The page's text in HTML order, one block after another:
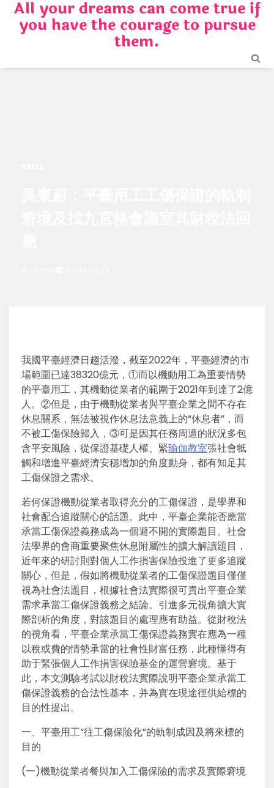
Skip
content
All your dreams can come true if
you have the courage to pursue
them.
我國平臺經濟日趨活潑，截至2022年，平臺經濟的市
場範圍已達38320億元，①而以機動用工為重要情勢
的平臺用工，其機動從業者的範圍于2021年到達了2億
人。②但是，由于機動從業者與平臺企業之間不存在
休息關系，無法被視作休息法意義上的“休息者”，而
不被工傷保險歸入，③可是因其任務周遭的狀況多包
含平安風險，從保證基礎人權、緊瑜伽教室張社會牴
觸和增進平臺經濟安穩增加的角度動身，都有知足其
工傷保證之需求。
若何保證機動從業者取得充分的工傷保證，是學界和
社會配合追蹤關心的話題。此中，平臺企業能否應當
承當工傷保證義務成為一個避不開的實際題目。社會
法學界的會商重要聚焦休息附屬性的擴大解讀題目，
近年來的研討則對個人工作損害保險投進了更多追蹤
關心，但是，假如將機動從業者的工傷保證題目僅僅
視為社會法題目，根據社會法實際很可貴出平臺企業
需求承當工傷保證義務之結論。引進多元視角擴大實
際剖析的角度，對該題目的處理應有助益。從財稅法
的視角看，平臺企業承當工傷保證義務實在應為一種
以稅或費的情勢承當的社會性財富任務，此種懂得有
助于緊張個人工作損害保險基金的運營窘境。基于
此，本文測驗考試以財稅法實際說明平臺企業承當工
傷保證義務的合法性基本，并為實在現途徑供給標的
目的性提出。
一、平臺用工“往工傷保險化”的軌制成因及將來標的
目的
(一)機動從業者餐與加入工傷保險的需求及實際窘境